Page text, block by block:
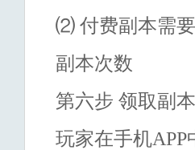
⑵ 付费副本需
副本次数
第六步 领取副
玩家在手机APP